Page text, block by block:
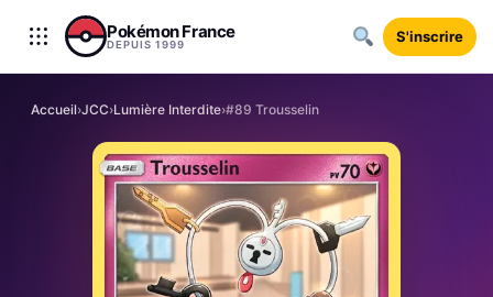
Aller au contenu
Pokémon France
DEPUIS 1999 S'inscrire
Accueil›JCC›Lumière Interdite›#89 Trousselin